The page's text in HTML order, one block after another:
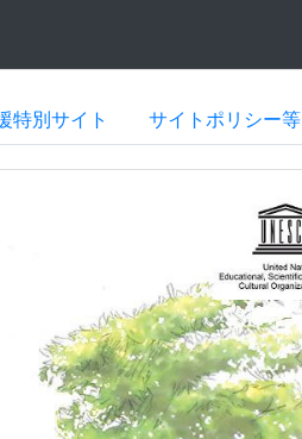
特別サイト サイトポリシー等